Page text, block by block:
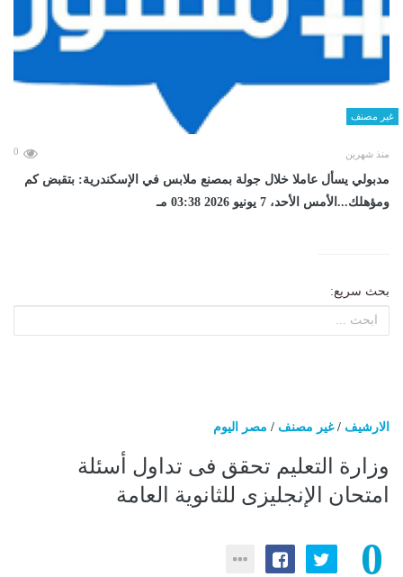
غير مصنف
منذ شهرين 0
مدبولي يسأل عاملا خلال جولة بمصنع ملابس في الإسكندرية: بتقبض كم
ومؤهلك...الأمس الأحد، 7 يونيو 2026 03:38 مـ
بحث سريع:
الارشيف /غير مصنف / مصر اليوم
وزارة التعليم تحقق فى تداول أسئلة
امتحان الإنجليزى للثانوية العامة
0